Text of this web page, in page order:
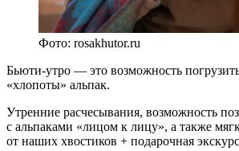
Фото: rosakhutor.ru
Бьюти-утро — это возможность
«хлопоты» альпак.
Утренние расчесывания, возможность
с альпаками «лицом к лицу», а также
от наших хвостиков + подарочная